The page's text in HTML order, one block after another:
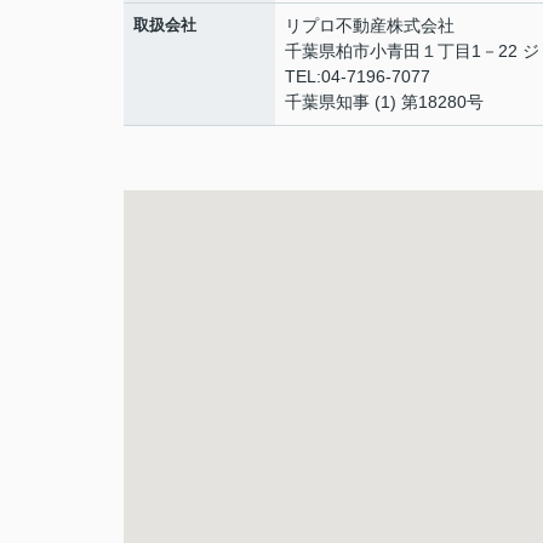
取扱会社
リプロ不動産株式会社
千葉県柏市小青田１丁目1－22
TEL:04-7196-7077
千葉県知事 (1) 第18280号